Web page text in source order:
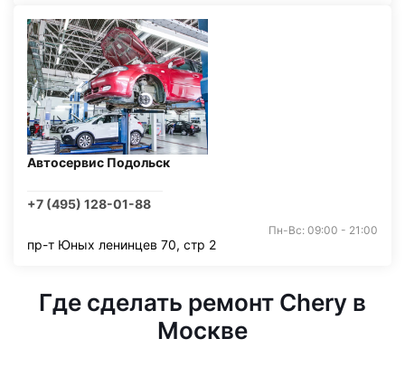
Автосервис Подольск
+7 (495) 128-01-88
Пн-Вс: 09:00 - 21:00
пр-т Юных ленинцев 70, стр 2
Где сделать ремонт Chery в
Москве